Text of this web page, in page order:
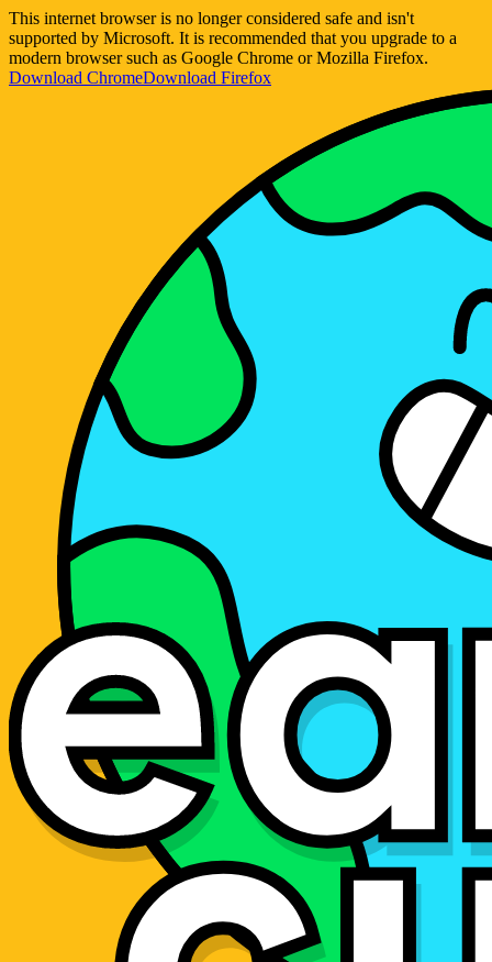
This internet browser is no longer considered safe and isn't
supported by Microsoft. It is recommended that you upgrade to a
modern browser such as Google Chrome or Mozilla Firefox.
Download ChromeDownload Firefox